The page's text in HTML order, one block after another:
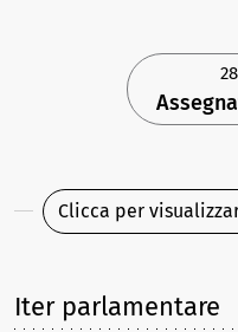
Clicca per
Iter parlamentare